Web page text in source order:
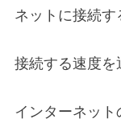
ネットに接続す
接続する速度を
インターネッ